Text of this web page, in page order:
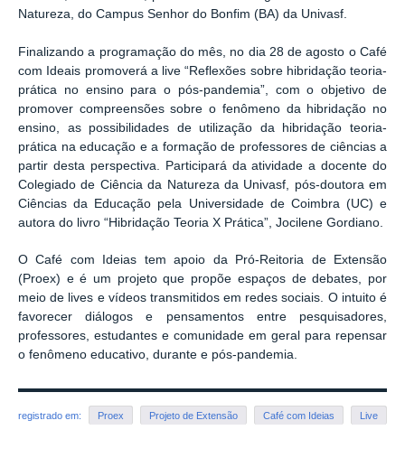
Natureza, do Campus Senhor do Bonfim (BA) da Univasf.
Finalizando a programação do mês, no dia 28 de agosto o Café
com Ideais promoverá a live “Reflexões sobre hibridação teoria-
prática no ensino para o pós-pandemia”, com o objetivo de
promover compreensões sobre o fenômeno da hibridação no
ensino, as possibilidades de utilização da hibridação teoria-
prática na educação e a formação de professores de ciências a
partir desta perspectiva. Participará da atividade a docente do
Colegiado de Ciência da Natureza da Univasf, pós-doutora em
Ciências da Educação pela Universidade de Coimbra (UC) e
autora do livro “Hibridação Teoria X Prática”, Jocilene Gordiano.
O Café com Ideias tem apoio da Pró-Reitoria de Extensão
(Proex) e é um projeto que propõe espaços de debates, por
meio de lives e vídeos transmitidos em redes sociais. O intuito é
favorecer diálogos e pensamentos entre pesquisadores,
professores, estudantes e comunidade em geral para repensar
o fenômeno educativo, durante e pós-pandemia.
registrado em: Proex Projeto de Extensão Café com Ideias Live